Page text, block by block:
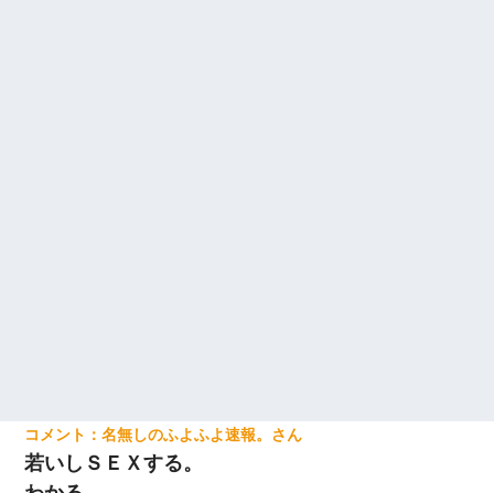
名無しのふよふよ速報。
若いしＳＥＸする。